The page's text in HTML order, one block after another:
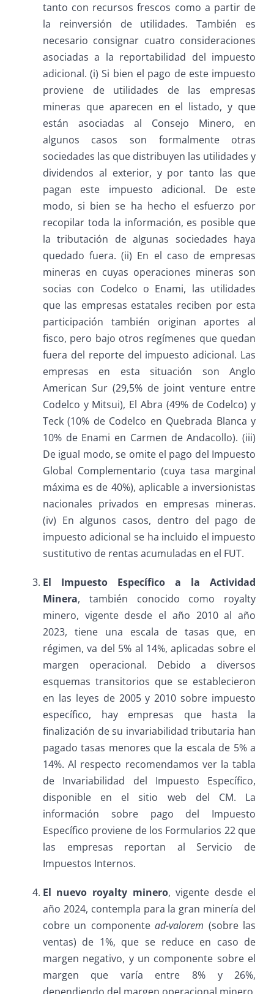
tanto con recursos frescos como a partir de
la reinversión de utilidades. También es
necesario consignar cuatro consideraciones
asociadas a la reportabilidad del impuesto
adicional. (i) Si bien el pago de este impuesto
proviene de utilidades de las empresas
mineras que aparecen en el listado, y que
están asociadas al Consejo Minero, en
algunos casos son formalmente otras
sociedades las que distribuyen las utilidades y
dividendos al exterior, y por tanto las que
pagan este impuesto adicional. De este
modo, si bien se ha hecho el esfuerzo por
recopilar toda la información, es posible que
la tributación de algunas sociedades haya
quedado fuera. (ii) En el caso de empresas
mineras en cuyas operaciones mineras son
socias con Codelco o Enami, las utilidades
que las empresas estatales reciben por esta
participación también originan aportes al
fisco, pero bajo otros regímenes que quedan
fuera del reporte del impuesto adicional. Las
empresas en esta situación son Anglo
American Sur (29,5% de joint venture entre
Codelco y Mitsui), El Abra (49% de Codelco) y
Teck (10% de Codelco en Quebrada Blanca y
10% de Enami en Carmen de Andacollo). (iii)
De igual modo, se omite el pago del Impuesto
Global Complementario (cuya tasa marginal
máxima es de 40%), aplicable a inversionistas
nacionales privados en empresas mineras.
(iv) En algunos casos, dentro del pago de
impuesto adicional se ha incluido el impuesto
sustitutivo de rentas acumuladas en el FUT.
El Impuesto Específico a la Actividad
Minera, también conocido como royalty
minero, vigente desde el año 2010 al año
2023, tiene una escala de tasas que, en
régimen, va del 5% al 14%, aplicadas sobre el
margen operacional. Debido a diversos
esquemas transitorios que se establecieron
en las leyes de 2005 y 2010 sobre impuesto
específico, hay empresas que hasta la
finalización de su invariabilidad tributaria han
pagado tasas menores que la escala de 5% a
14%. Al respecto recomendamos ver la tabla
de Invariabilidad del Impuesto Específico,
disponible en el sitio web del CM. La
información sobre pago del Impuesto
Específico proviene de los Formularios 22 que
las empresas reportan al Servicio de
Impuestos Internos.
El nuevo royalty minero, vigente desde el
año 2024, contempla para la gran minería del
cobre un componentead-valorem (sobre las
ventas) de 1%, que se reduce en caso de
margen negativo, y un componente sobre el
margen que varía entre 8% y 26%,